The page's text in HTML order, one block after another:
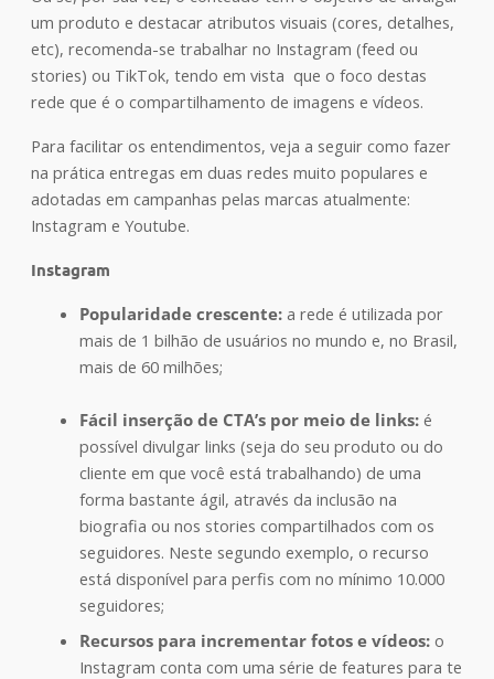
um produto e destacar atributos visuais (cores, detalhes,
etc), recomenda-se trabalhar no Instagram (feed ou
stories) ou TikTok, tendo em vista que o foco destas
rede que é o compartilhamento de imagens e vídeos.
Para facilitar os entendimentos, veja a seguir como fazer
na prática entregas em duas redes muito populares e
adotadas em campanhas pelas marcas atualmente:
Instagram e Youtube.
Instagram
Popularidade crescente: a rede é utilizada por
mais de 1 bilhão de usuários no mundo e, no Brasil,
mais de 60 milhões;
Fácil inserção de CTA’s por meio de links:é
possível divulgar links (seja do seu produto ou do
cliente em que você está trabalhando) de uma
forma bastante ágil, através da inclusão na
biografia ou nos stories compartilhados com os
seguidores. Neste segundo exemplo, o recurso
está disponível para perfis com no mínimo 10.000
seguidores;
Recursos para incrementar fotos e vídeos:o
Instagram conta com uma série de features para te